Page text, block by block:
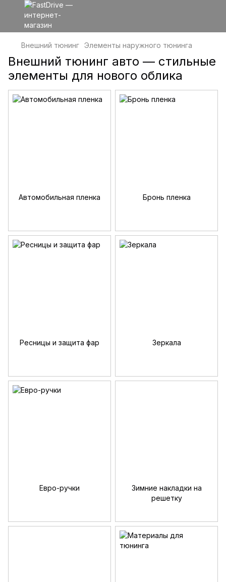
Внешний тюнинг Элементы наружного тюнинга
Внешний тюнинг авто — стильные
элементы для нового облика
Автомобильная пленка Бронь пленка
Ресницы и защита фар Зеркала
Евро-ручки
Зимние накладки на
решетку